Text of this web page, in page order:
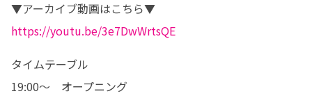
https://youtu.be/3e7DwWrtsQE
タイムテーブル
19:00〜　オープニング